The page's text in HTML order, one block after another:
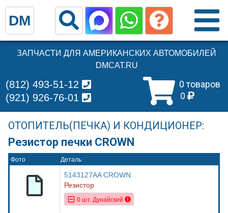
ЗАПЧАСТИ ДЛЯ АМЕРИКАНСКИХ АВТОМОБИЛЕЙ
DMCAT.RU
0 товаров
0
(812) 493-51-12
(921) 926-76-01
ОТОПИТЕЛЬ(ПЕЧКА) И КОНДИЦИОНЕР:
Резистор печки CROWN
Фото Деталь
5143127AA CROWN
Резистор
0 шт. Дунайский
DM